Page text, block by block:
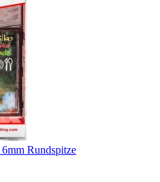
Rundspitze